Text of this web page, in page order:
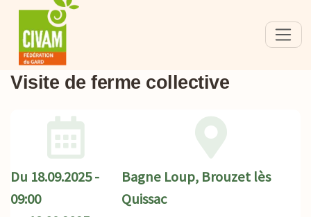
Visite de ferme collective
Du 18.09.2025 -
09:00
Bagne Loup, Brouzet lès
Quissac